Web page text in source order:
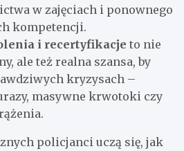
w zajęciach i ponownego
kompetencji.
i recertyfikacje to nie
ale też realna szansa, by
kryzysach –
masywne krwotoki czy
policjanci uczą się, jak